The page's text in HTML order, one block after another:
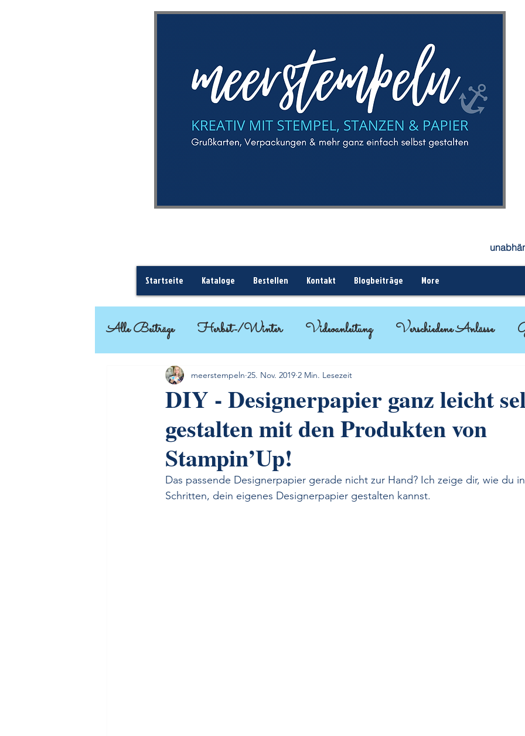
Alle Beiträge Herbst-/Winter Videoanleitung Verschiedene Anlässe
Basteleinsteiger Geschenkideen BlogHop
Frühjahr-/Sommer
DIY - Designerpapier ganz leicht
gestalten mit den Produkten von
Stampin’Up!
meerstempeln 25. Nov. 2019 2 Min. Lesezeit
Das passende Designerpapier gerade nicht zur Hand? Ich zeige dir, wie du
Schritten, dein eigenes Designerpapier gestalten kannst.
Startseite Kataloge Bestellen Kontakt Blogbeiträge More